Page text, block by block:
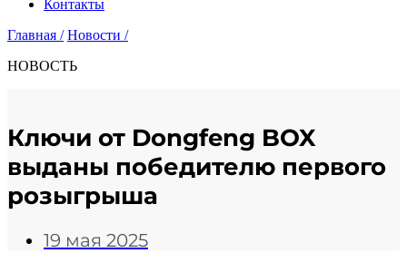
Контакты
Главная / Новости /
НОВОСТЬ
Ключи от Dongfeng BOX
выданы победителю первого
розыгрыша
19 мая 2025